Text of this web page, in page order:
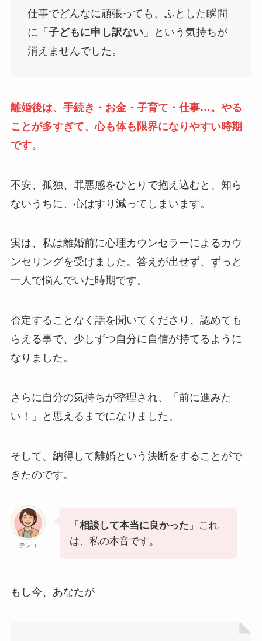
仕事でどんなに頑張っても、ふとした瞬間
に「 子どもに申し訳ない」という気持ちが
消えませんでした。
離婚後は、手続き・お金・子育て・仕事…。やる
ことが多すぎて、心も体も限界になりやすい時期
です。
不安、孤独、罪悪感をひとりで抱え込むと、知ら
ないうちに、心はすり減ってしまいます。
実は、私は離婚前に心理カウンセラーによるカウ
ンセリングを受けました。答えが出せず、ずっと
一人で悩んでいた時期です。
否定することなく話を聞いてくださり、認めても
らえる事で、少しずつ自分に自信が持てるように
なりました。
さらに自分の気持ちが整理され、「前に進みた
い！」と思えるまでになりました。
そして、納得して離婚という決断をすることがで
きたのです。
テンコ
「 相談して本当に良かった 」これ
は、私の本音です。
もし今、あなたが